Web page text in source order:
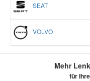
SEAT
VOLVO
Mehr
für